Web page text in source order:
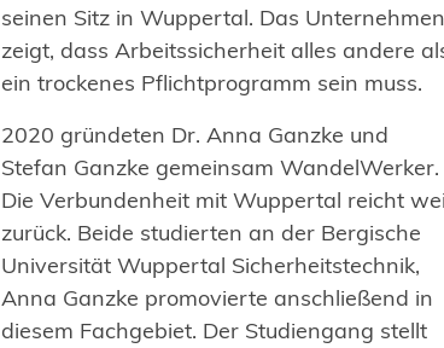
seinen Sitz in Wuppertal. Das Unternehmen
zeigt, dass Arbeitssicherheit alles andere
ein trockenes Pflichtprogramm sein muss.
2020 gründeten Dr. Anna Ganzke und
Stefan Ganzke gemeinsam WandelWerker.
Die Verbundenheit mit Wuppertal reicht
zurück. Beide studierten an der Bergische
Universität Wuppertal Sicherheitstechnik,
Anna Ganzke promovierte anschließend in
diesem Fachgebiet. Der Studiengang stellt